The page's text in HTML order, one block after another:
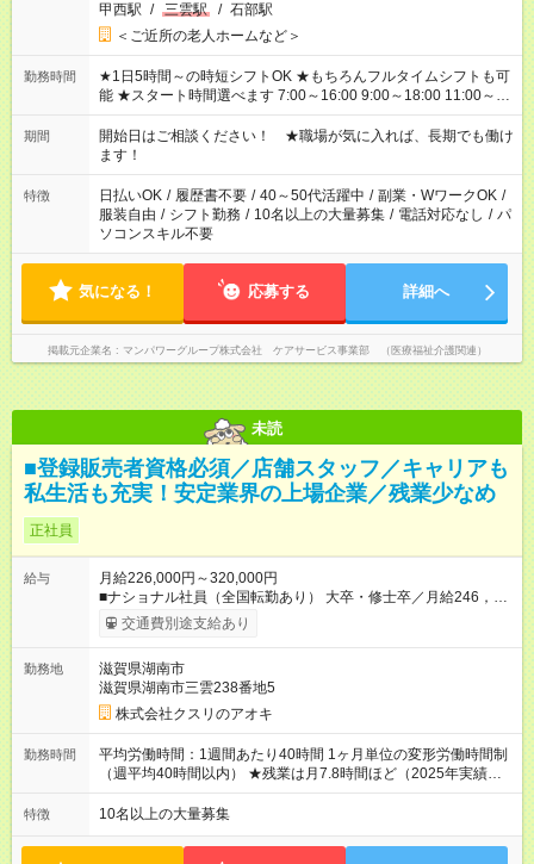
甲西駅 / 三雲駅 / 石部駅
＜ご近所の老人ホームなど＞
勤務時間
★1日5時間～の時短シフトOK ★もちろんフルタイムシフトも可
能 ★スタート時間選べます 7:00～16:00 9:00～18:00 11:00～
20:00 など 残業なし！ ※Wワークの場合、他のお仕事と合わせ
週40時間超の就業はご案内できません ※法令に基づき、週20時
間以上勤務は社会保険への加入対象となります ※労働者派遣法
（日雇い派遣の原則禁止）により、短時間・短期間の就業はご
案内が難しい場合があります
期間
開始日はご相談ください！ ★職場が気に入れば、長期でも働け
ます！
特徴 日払いOK / 履歴書不要 / 40～50代活躍中 / 副業・WワークOK /
服装自由 / シフト勤務 / 10名以上の大量募集 / 電話対応なし / パ
ソコンスキル不要
気になる！ 応募する 詳細へ
掲載元企業名 マンパワーグループ株式会社 ケアサービス事業部 （医療福祉介護関連）
未読
■登録販売者資格必須／店舗スタッフ／キャリアも
私生活も充実！安定業界の上場企業／残業少なめ
正社員
給与
月給226,000円～320,000円
■ナショナル社員（全国転勤あり） 大卒・修士卒／月給246，
000円～320，000円 高校・短大・専門卒／月給226，000円～
320，000円 ★エリア手当（石川県、富山県、福井県、岐阜県、
途、賞与（年2回）、各種手当あり ★登録販売者資格保持者への
月1万円支給を含む（実務経験がない方にも同額を支給） ※ただ
し、短時間勤務・早番固定社員は当社規定に従い額が変動 ＝＝
＝＝＝＝＝＝＝＝＝＝＝＝ ★職務給制度で実力次第で収入アッ
プ！ 職務内容に応じて給与が支払われ、昇格試験なく役職に就
いた時点で年収がUPする制度です。 約4割の社員が入社3年目で
できます。 ＝＝＝＝＝＝＝＝＝＝＝＝＝＝ 【試用期間】試用期
間なし
交通費別途支給あり
勤務地
滋賀県湖南市
滋賀県湖南市三雲238番地5
株式会社クスリのアオキ
勤務時間
平均労働時間：1週間あたり40時間 1ヶ月単位の変形労働時間制
（週平均40時間以内） ★残業は月7.8時間ほど（2025年実績）
＜店舗の基本営業時間＞ 9時～22時 ※勤務時間は店舗により異
なります。 ＜シフト例＞ 早番：8時00分～17時00分 中番：11
1ヶ月単位の変形労働時間制（週平均40時間以内） ★残業は月
特徴 10名以上の大量募集